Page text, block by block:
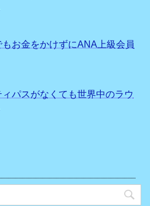
もお金をかけずにANA上級会員
パスがなくても世界中のラウ